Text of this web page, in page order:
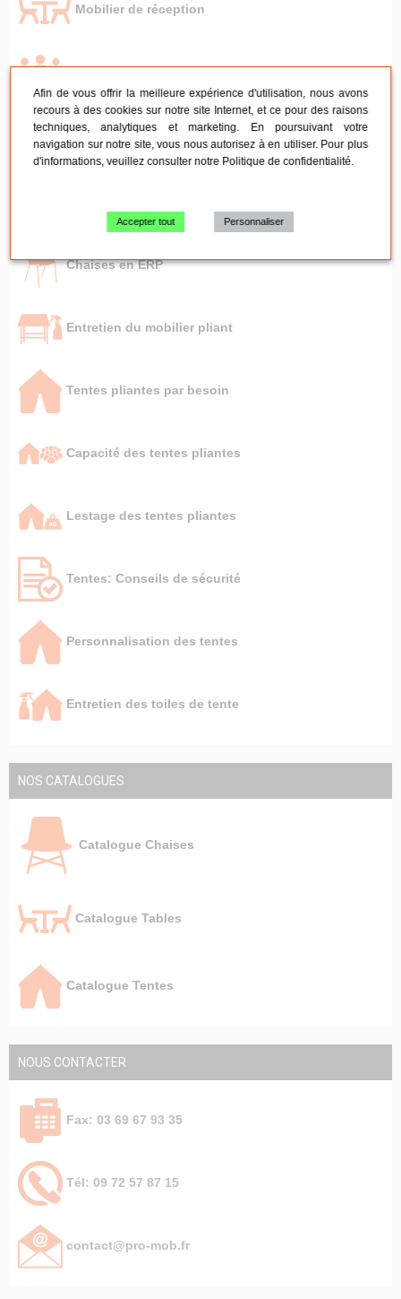
Mobilier de réception
Tables pliante - Mange-debout
Chaises en ERP
Entretien du mobilier pliant
Tentes pliantes par besoin
Capacité des tentes pliantes
Lestage des tentes pliantes
Tentes: Conseils de sécurité
Personnalisation des tentes
Entretien des toiles de tente
NOS CATALOGUES
Catalogue Chaises
Catalogue Tables
Catalogue Tentes
NOUS CONTACTER
Fax: 03 69 67 93 35
Tél: 09 72 57 87 15
contact@pro-mob.fr
Afin de vous offrir la meilleure expérience d'utilisation, nous avons
recours à des cookies sur notre site Internet, et ce pour des raisons
techniques, analytiques et marketing. En poursuivant votre
navigation sur notre site, vous nous autorisez à en utiliser. Pour plus
d'informations, veuillez consulter notre Politique de confidentialité.
Accepter tout Personnaliser